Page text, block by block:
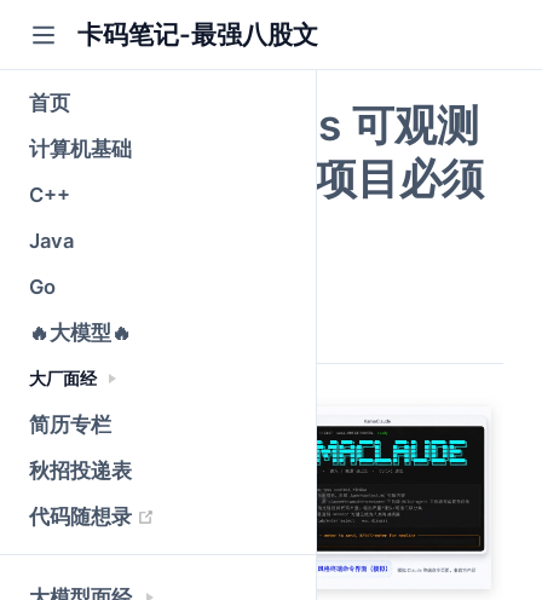
卡码笔记-最强八股文
首页
计算机基础
C++
Java
Go
🔥大模型🔥
大厂面经
简历专栏
秋招投递表
代码随想录
(opens new window)
Agent Harness 可观测
性：生产级 AI 项目必须
补上的一课
2026-06-16